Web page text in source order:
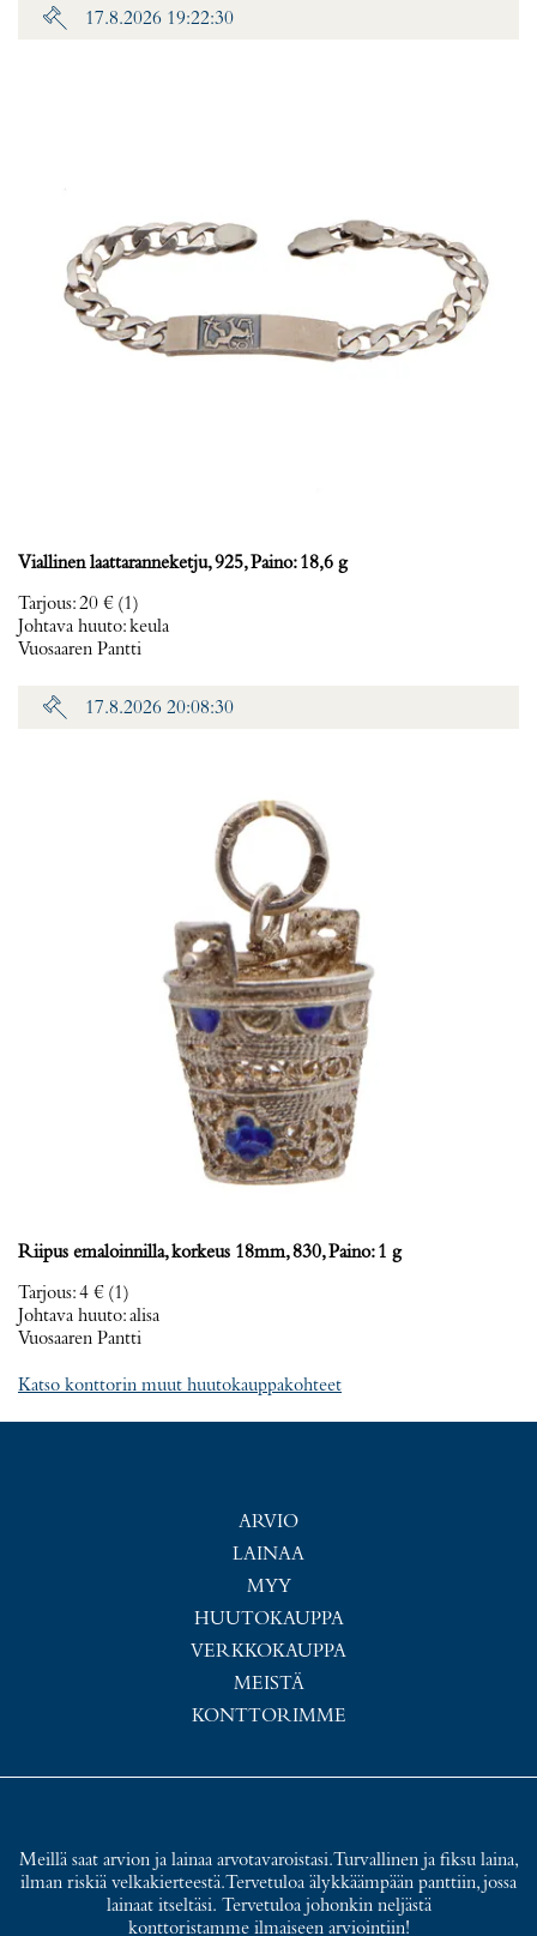
17.8.2026 19:22:30
Viallinen laattaranneketju, 925, Paino: 18,6 g
Tarjous:20 € (1)
Johtava huuto:keula
Vuosaaren Pantti
17.8.2026 20:08:30
Riipus emaloinnilla, korkeus 18mm, 830, Paino: 1 g
Tarjous:4 € (1)
Johtava huuto:alisa
Vuosaaren Pantti
Katso konttorin muut huutokauppakohteet
ARVIO
LAINAA
MYY
HUUTOKAUPPA
VERKKOKAUPPA
MEISTÄ
KONTTORIMME
Meillä saat arvion ja lainaa arvotavaroistasi. Turvallinen ja fiksu laina,
ilman riskiä velkakierteestä. Tervetuloa älykkäämpään panttiin, jossa
lainaat itseltäsi. Tervetuloa johonkin neljästä
konttoristamme ilmaiseen arviointiin!